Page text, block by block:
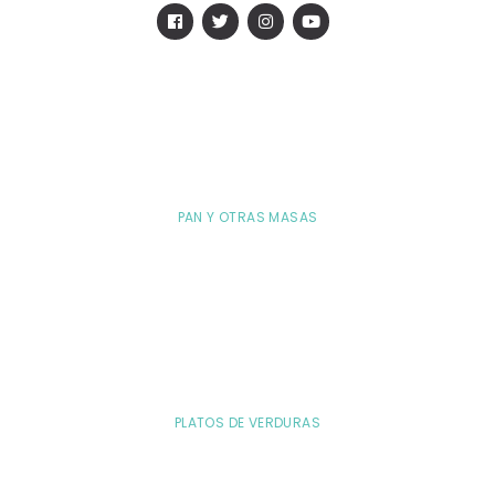
PAN Y OTRAS MASAS
PLATOS DE VERDURAS